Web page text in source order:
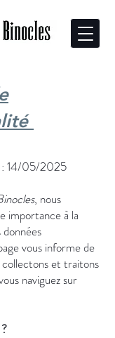
: 14/05/2025
, nous
importance à la
vous informe de
et traitons
naviguez sur